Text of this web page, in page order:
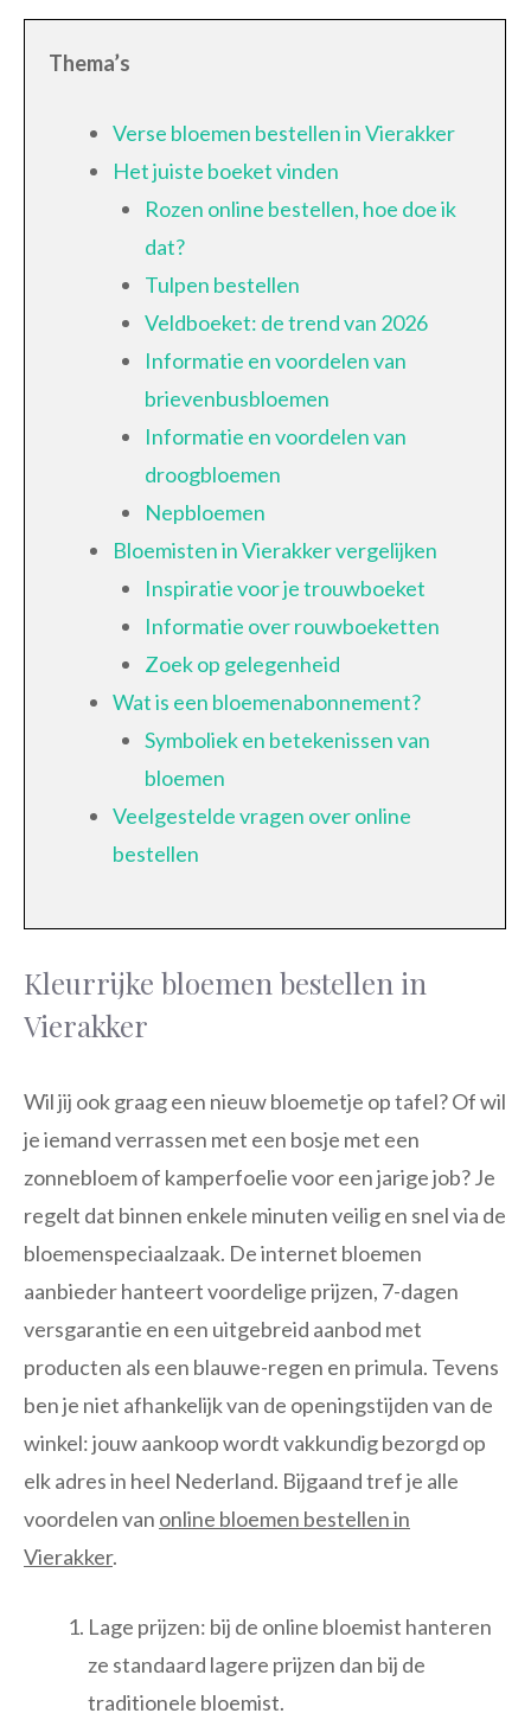
Thema’s
Verse bloemen bestellen in Vierakker
Het juiste boeket vinden
Rozen online bestellen, hoe doe ik
dat?
Tulpen bestellen
Veldboeket: de trend van 2026
Informatie en voordelen van
brievenbusbloemen
Informatie en voordelen van
droogbloemen
Nepbloemen
Bloemisten in Vierakker vergelijken
Inspiratie voor je trouwboeket
Informatie over rouwboeketten
Zoek op gelegenheid
Wat is een bloemenabonnement?
Symboliek en betekenissen van
bloemen
Veelgestelde vragen over online
bestellen
Kleurrijke bloemen bestellen in
Vierakker
Wil jij ook graag een nieuw bloemetje op tafel? Of wil
je iemand verrassen met een bosje met een
zonnebloem of kamperfoelie voor een jarige job? Je
regelt dat binnen enkele minuten veilig en snel via de
bloemenspeciaalzaak. De internet bloemen
aanbieder hanteert voordelige prijzen, 7-dagen
versgarantie en een uitgebreid aanbod met
producten als een blauwe-regen en primula. Tevens
ben je niet afhankelijk van de openingstijden van de
winkel: jouw aankoop wordt vakkundig bezorgd op
elk adres in heel Nederland. Bijgaand tref je alle
voordelen van online bloemen bestellen in
Vierakker.
Lage prijzen: bij de online bloemist hanteren
ze standaard lagere prijzen dan bij de
traditionele bloemist.